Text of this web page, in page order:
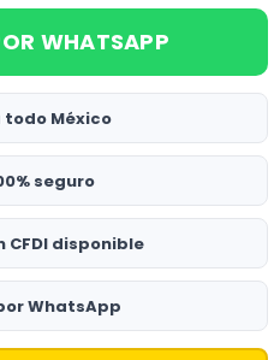
WHATSAPP
todo México
seguro
disponible
WhatsApp